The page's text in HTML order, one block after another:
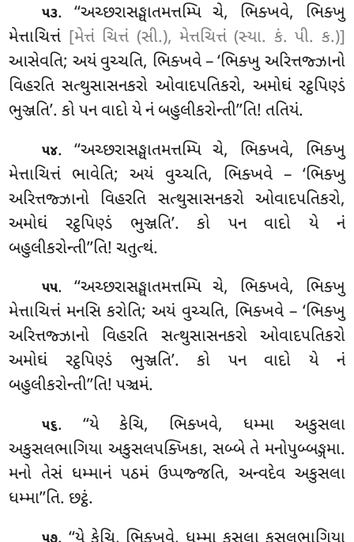
૫૩. ‘‘અચ્છરાસઙ્ઘાતમત્તમ્પિ ચે, ભિક્ખવે, ભિક્ખુ
મેત્તાચિત્તં [મેત્તં ચિત્તં (સી.), મેત્તચિત્તં (સ્યા. કં. પી. ક.)]
આસેવતિ; અયં વુચ્ચતિ, ભિક્ખવે – ‘ભિક્ખુ અરિત્તજ્ઝાનો
વિહરતિ સત્થુસાસનકરો ઓવાદપતિકરો, અમોઘં રટ્ઠપિણ્ડં
ભુઞ્જતિ’. કો પન વાદો યે નં બહુલીકરોન્તી’’તિ! તતિયં.
૫૪. ‘‘અચ્છરાસઙ્ઘાતમત્તમ્પિચે, ભિક્ખવે, ભિક્ખુ
મેત્તાચિત્તં ભાવેતિ; અયં વુચ્ચતિ, ભિક્ખવે – ‘ભિક્ખુ
અરિત્તજ્ઝાનો વિહરતિ સત્થુસાસનકરો ઓવાદપતિકરો,
અમોઘં રટ્ઠપિણ્ડં ભુઞ્જતિ’. કો પન વાદો યે નં
બહુલીકરોન્તી’’તિ! ચતુત્થં.
૫૫. ‘‘અચ્છરાસઙ્ઘાતમત્તમ્પિચે, ભિક્ખવે, ભિક્ખુ
મેત્તાચિત્તં મનસિ કરોતિ; અયં વુચ્ચતિ, ભિક્ખવે – ‘ભિક્ખુ
અરિત્તજ્ઝાનો વિહરતિ સત્થુસાસનકરો ઓવાદપતિકરો
અમોઘં રટ્ઠપિણ્ડં ભુઞ્જતિ’. કો પન વાદો યે નં
બહુલીકરોન્તી’’તિ! પઞ્ચમં.
૫૬. ‘‘યે કેચિ, ભિક્ખવે, ધમ્મા અકુસલા
અકુસલભાગિયા અકુસલપક્ખિકા, સબ્બે તે મનોપુબ્બઙ્ગમા.
મનો તેસં ધમ્માનં પઠમં ઉપ્પજ્જતિ, અન્વદેવ અકુસલા
ધમ્મા’’તિ. છટ્ઠં.